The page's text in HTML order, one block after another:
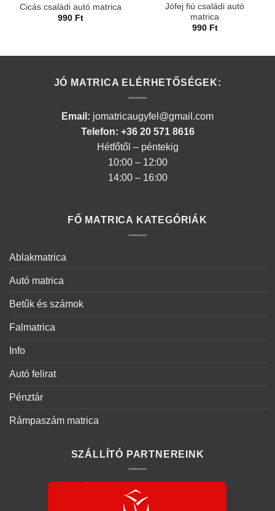
Cicás családi autó matrica
990 Ft
Jófej fiú családi autó
matrica
990 Ft
JÓ MATRICA ELÉRHETŐSÉGEK:
Email: jomatricaugyfel@gmail.com
Telefon: +36 20 571 8616
Hétfőtől – péntekig
10:00 – 12:00
14:00 – 16:00
FŐ MATRICA KATEGÓRIÁK
Ablakmatrica
Autó matrica
Betűk és számok
Falmatrica
Info
Autó felirat
Pénztár
Rámpaszám matrica
SZÁLLÍTÓ PARTNEREINK